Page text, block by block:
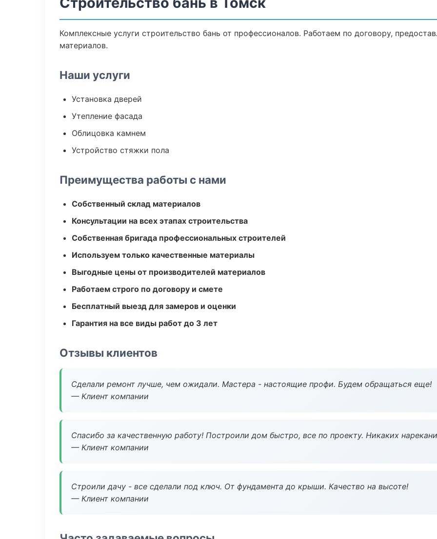
Комплексные услуги строительство бань от профессионалов. Работаем по договору,
материалов.
Наши услуги
Установка дверей
Утепление фасада
Облицовка камнем
Устройство стяжки пола
Преимущества работы с нами
Собственный склад материалов
Консультации на всех этапах строительства
Собственная бригада профессиональных строителей
Используем только качественные материалы
Выгодные цены от производителей материалов
Работаем строго по договору и смете
Бесплатный выезд для замеров и оценки
Гарантия на все виды работ до 3 лет
Отзывы клиентов
Сделали ремонт лучше, чем ожидали. Мастера - настоящие профи. Будем обращаться еще!
— Клиент компании
Спасибо за качественную работу! Построили дом быстро, все по проекту. Никаких
— Клиент компании
Строили дачу - все сделали под ключ. От фундамента до крыши. Качество на высоте!
— Клиент компании